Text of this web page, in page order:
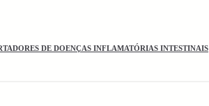
DE DOENÇAS INFLAMATÓRIAS INTESTINAIS